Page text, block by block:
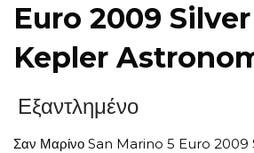
Euro 2009
Kepler
Εξαντλημένο
Σαν Μαρίνο San Marino 5 Euro